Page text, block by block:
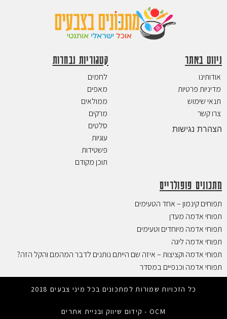
ניווט באתר
אודותינו
מדיניות פרטיות
תנאי שימוש
צרו קשר
הצהרת נגישות
קטגוריות נבחרות
לחמים
מאפים
ממולאים
מרקים
סלטים
עוגיות
פשטידות
תוכן מקודם
מתכונים פופולריים
תפוחים קינמון – אחד הטעימים
תפוחי אדמה מעדן
תפוחי אדמה מיוחדים וטעימים
תפוחי אדמה ליגה
תפוחי אדמה וקציצות – איזה שם הייתם נותנים לדבר המהמם והקל הזה?
תפוחי אדמה וכנפיים במסדר
כל הזכויות שמורות למתכונים בכל מיני צבעים 2018
OCM - קידום שיווק ובניית אתרים